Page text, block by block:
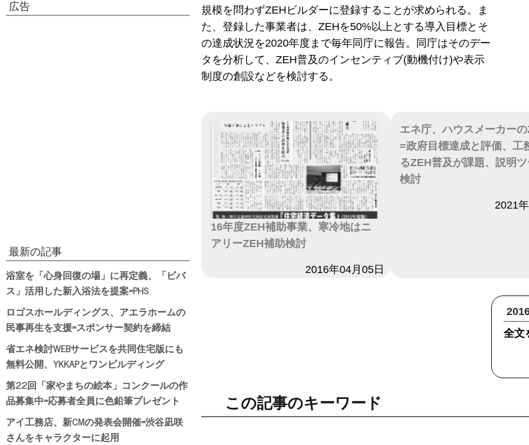
規模を問わずZEHビルダーに登録することが求められる。ま
た、登録した事業者は、ZEHを50%以上とする導入目標とそ
の達成状況を2020年度まで毎年同庁に報告。同庁はそのデー
タを分析して、ZEH普及のインセンティブ(動機付け)や表示
制度の創設などを検討する。
16年度ZEH補助事業、寒冷地はニ
アリーZEH補助検討
2016年04月05日
エネ庁、ハウスメーカー
=政府目標達成と評価、工
るZEH普及が課題、説明
検討
2021
全文
この記事のキーワード
広告
最新の記事
浴室を「心身回復の場」に再定義、「ビバ
ス」活用した新入浴法を提案=PHS
ロゴスホールディングス、アエラホームの
民事再生を支援=スポンサー契約を締結
省エネ検討WEBサービスを共同住宅版にも
無料公開、YKKAPとワンビルディング
第22回「家やまちの絵本」コンクールの作
品募集中=応募者全員に色鉛筆プレゼント
アイ工務店、新CMの発表会開催=渋谷凪咲
さんをキャラクターに起用